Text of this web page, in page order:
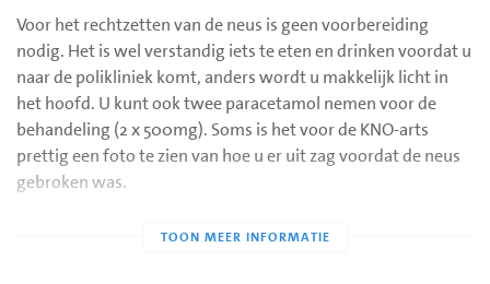
Voor het rechtzetten van de neus is geen voorbereiding
nodig. Het is wel verstandig iets te eten en drinken voordat u
naar de polikliniek komt, anders wordt u makkelijk licht in
het hoofd. U kunt ook twee paracetamol nemen voor de
behandeling (2 x 500mg). Soms is het voor de KNO-arts
prettig een foto te zien van hoe u er uit zag voordat de neus
gebroken was.